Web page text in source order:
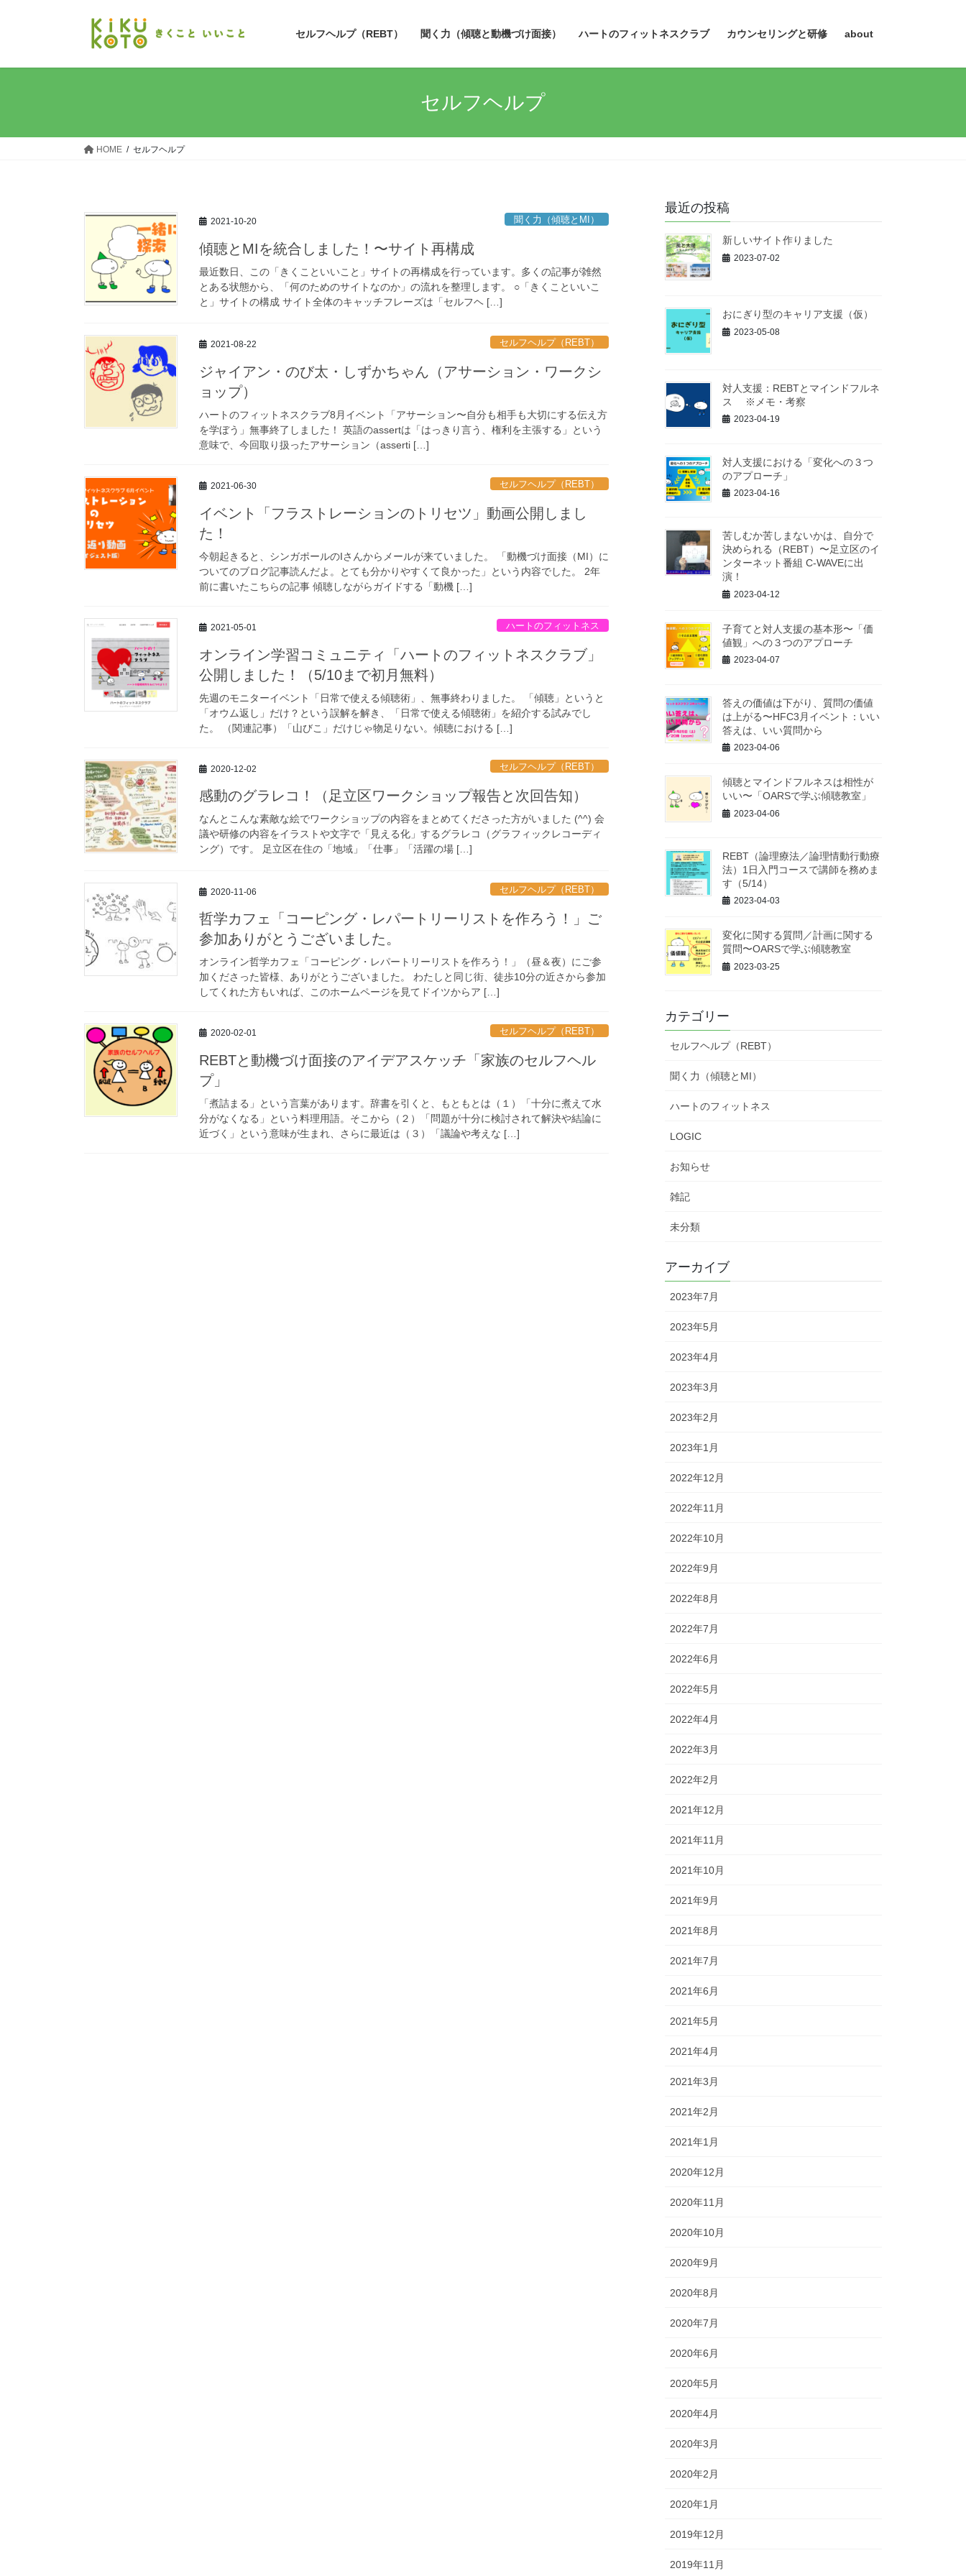
セルフヘルプ（REBT） 聞く力（傾聴と動機づけ面接） ハートのフィットネスクラブ カウンセリングと研修 about
セルフヘルプ
HOME セルフヘルプ
2021-10-20 聞く力（傾聴とMI）
傾聴とMIを統合しました！〜サイト再構成
最近数日、この「きくこといいこと」サイトの再構成を行っています。多くの記事が雑然
とある状態から、「何のためのサイトなのか」の流れを整理します。 ○「きくこといいこ
と」サイトの構成 サイト全体のキャッチフレーズは「セルフヘ […]
2021-08-22 セルフヘルプ（REBT）
ジャイアン・のび太・しずかちゃん（アサーション・ワークシ
ョップ）
ハートのフィットネスクラブ8月イベント「アサーション〜自分も相手も大切にする伝え方
を学ぼう」無事終了しました！ 英語のassertは「はっきり言う、権利を主張する」という
意味で、今回取り扱ったアサーション（asserti […]
2021-06-30 セルフヘルプ（REBT）
イベント「フラストレーションのトリセツ」動画公開しまし
た！
今朝起きると、シンガポールのIさんからメールが来ていました。 「動機づけ面接（MI）に
ついてのブログ記事読んだよ。とても分かりやすくて良かった」という内容でした。 2年
前に書いたこちらの記事 傾聴しながらガイドする「動機 […]
2021-05-01 ハートのフィットネス
オンライン学習コミュニティ「ハートのフィットネスクラブ」
公開しました！（5/10まで初月無料）
先週のモニターイベント「日常で使える傾聴術」、無事終わりました。 「傾聴」というと
「オウム返し」だけ？という誤解を解き、「日常で使える傾聴術」を紹介する試みでし
た。 （関連記事）「山びこ」だけじゃ物足りない。傾聴における […]
2020-12-02 セルフヘルプ（REBT）
感動のグラレコ！（足立区ワークショップ報告と次回告知）
なんとこんな素敵な絵でワークショップの内容をまとめてくださった方がいました (^^) 会
議や研修の内容をイラストや文字で「見える化」するグラレコ（グラフィックレコーディ
ング）です。 足立区在住の「地域」「仕事」「活躍の場 […]
2020-11-06 セルフヘルプ（REBT）
哲学カフェ「コーピング・レパートリーリストを作ろう！」ご
参加ありがとうございました。
オンライン哲学カフェ「コーピング・レパートリーリストを作ろう！」（昼＆夜）にご参
加くださった皆様、ありがとうございました。 わたしと同じ街、徒歩10分の近さから参加
してくれた方もいれば、このホームページを見てドイツからア […]
2020-02-01 セルフヘルプ（REBT）
REBTと動機づけ面接のアイデアスケッチ「家族のセルフヘル
プ」
「煮詰まる」という言葉があります。辞書を引くと、もともとは（１）「十分に煮えて水
分がなくなる」という料理用語。そこから（２）「問題が十分に検討されて解決や結論に
近づく」という意味が生まれ、さらに最近は（３）「議論や考えな […]
最近の投稿
新しいサイト作りました
2023-07-02
おにぎり型のキャリア支援（仮）
2023-05-08
対人支援：REBTとマインドフルネ
ス ※メモ・考察
2023-04-19
対人支援における「変化への３つ
のアプローチ」
2023-04-16
苦しむか苦しまないかは、自分で
決められる（REBT）〜足立区のイ
ンターネット番組 C-WAVEに出
演！
2023-04-12
子育てと対人支援の基本形〜「価
値観」への３つのアプローチ
2023-04-07
答えの価値は下がり、質問の価値
は上がる〜HFC3月イベント：いい
答えは、いい質問から
2023-04-06
傾聴とマインドフルネスは相性が
いい〜「OARSで学ぶ傾聴教室」
2023-04-06
REBT（論理療法／論理情動行動療
法）1日入門コースで講師を務めま
す（5/14）
2023-04-03
変化に関する質問／計画に関する
質問〜OARSで学ぶ傾聴教室
2023-03-25
カテゴリー
セルフヘルプ（REBT）
聞く力（傾聴とMI）
ハートのフィットネス
LOGIC
お知らせ
雑記
未分類
アーカイブ
2023年7月
2023年5月
2023年4月
2023年3月
2023年2月
2023年1月
2022年12月
2022年11月
2022年10月
2022年9月
2022年8月
2022年7月
2022年6月
2022年5月
2022年4月
2022年3月
2022年2月
2021年12月
2021年11月
2021年10月
2021年9月
2021年8月
2021年7月
2021年6月
2021年5月
2021年4月
2021年3月
2021年2月
2021年1月
2020年12月
2020年11月
2020年10月
2020年9月
2020年8月
2020年7月
2020年6月
2020年5月
2020年4月
2020年3月
2020年2月
2020年1月
2019年12月
2019年11月